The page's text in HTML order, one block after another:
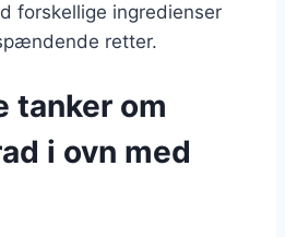
forskellige ingredienser
retter.
tanker om
i ovn med